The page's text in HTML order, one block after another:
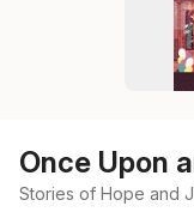
Once Upon
Stories of Hope and